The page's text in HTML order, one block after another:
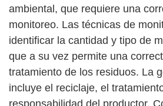
ambiental, que requiere una
monitoreo. Las técnicas de
identificar la cantidad y tipo de
que a su vez permite una
tratamiento de los residuos. La
incluye el reciclaje, el